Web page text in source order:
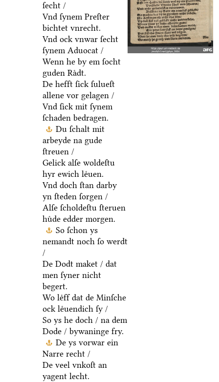
ſecht /
Vnd ſynem Preſter
bichtet vnrecht.
Vnd ock vnwar ſecht
ſynem Aduocat /
Wenn he by em ſocht
guden Raͤdt.
De hefft ſick ſulueſt
allene vor gelagen /
Vnd ſick mit ſynem
ſchaden bedragen.
Du ſchalt mit
arbeyde na gude
ſtreuen /
Gelick alſe woldeſtu
hyr ewich leͤuen.
Vnd doch ſtan darby
yn ſteden ſorgen /
Alſe ſcholdeſtu ſteruen
huͤde edder morgen.
So ſchon ys
nemandt noch ſo werdt
/
De Dodt maket / dat
men ſyner nicht
begert.
Wo leͤff dat de Minſche
ock leͤuendich ſy /
So ys he doch / na dem
Dode / bywaninge fry.
De ys vorwar ein
Narre recht /
De veel vnkoſt an
yagent lecht.